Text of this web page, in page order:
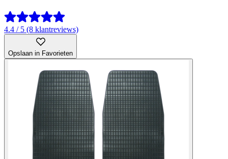
4.4 / 5 (8 klantreviews)
Opslaan in Favorieten